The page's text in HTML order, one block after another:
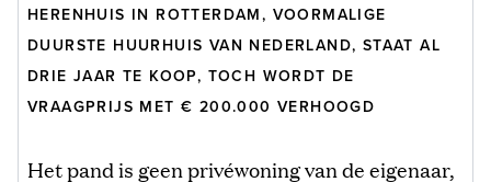
HERENHUIS IN ROTTERDAM, VOORMALIGE
DUURSTE HUURHUIS VAN NEDERLAND, STAAT AL
DRIE JAAR TE KOOP, TOCH WORDT DE
VRAAGPRIJS MET € 200.000 VERHOOGD
Het pand is geen privéwoning van de eigenaar,